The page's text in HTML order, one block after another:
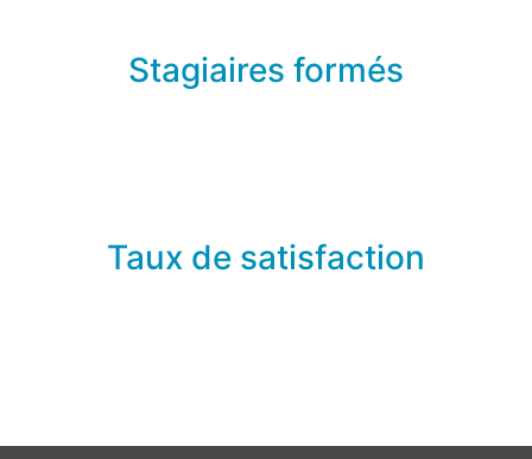
Stagiaires formés
Taux de satisfaction